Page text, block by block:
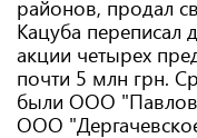
районов, продал
Кацуба переписал
акции четырех
почти 5 млн грн.
были ООО
ООО